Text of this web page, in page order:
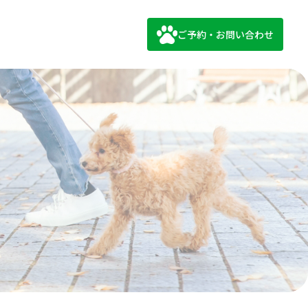
ご予約・お問い合わせ